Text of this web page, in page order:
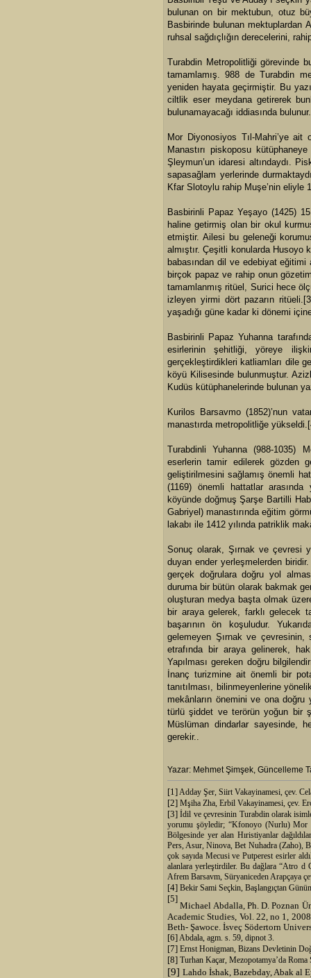
bulunan on bir mektubun, otuz
Basbirinde bulunan mektuplardan
ruhsal sağdıçlığın derecelerini,
Turabdin Metropolitliği görevinde
tamamlamış. 988 de Turabdin
yeniden hayata geçirmiştir. Bu
ciltlik eser meydana getirerek
bulunamayacağı iddiasında bulunur.
Mor Diyonosiyos Tıl-Mahri’ye ait
Manastırı piskoposu
Şleymun’un idaresi altındaydı.
sapasağlam yerlerinde
Kfar Slotoylu rahip Muşe’nin eliyle
Basbirinli Papaz Yeşayo (1425)
haline getirmiş olan bir okul
etmiştir. Ailesi bu geleneği
almıştır. Çeşitli konularda Husoyo
babasından dil ve edebiyat
birçok papaz ve rahip onun
tamamlanmış ritüel, Surici hece
izleyen yirmi dört pazarın ritüeli.
yaşadığı güne kadar ki dönemi
Basbirinli Papaz Yuhanna
esirlerinin şehitliği, yöreye
gerçekleştirdikleri katliamları dile
köyü Kilisesinde bulunmuştur.
Kudüs kütüphanelerinde bulunan
Kurilos Barsavmo (1852)’nun
manastırda metropolitliğe yükseldi.
Turabdinli Yuhanna (988-1035)
eserlerin tamir edilerek gözden
geliştirilmesini sağlamış önemli
(1169) önemli hattatlar arasında
köyünde doğmuş Şarşe Bartilli
Gabriyel) manastırında eğitim
lakabı ile 1412 yılında patriklik
Sonuç olarak, Şırnak ve çevresi
duyan ender yerleşmelerden
gerçek doğrulara doğru yol
duruma bir bütün olarak bakmak
oluşturan medya başta olmak
bir araya gelerek, farklı gelecek
başarının ön koşuludur.
gelemeyen Şırnak ve
etrafında bir araya gelinerek,
Yapılması gereken doğru
İnanç turizmine ait önemli bir
tanıtılması, bilinmeyenlerine
mekânların önemini ve ona
türlü şiddet ve terörün yoğun bir
Müslüman dindarlar sayesinde,
gerekir..
Yazar: Mehmet Şimşek, Güncelleme
[1]Adday Şer, Siirt Vakayinamesi, çev.
[2] Mşiha Zha, Erbil Vakayinamesi, çev.
[3] İdil ve çevresinin Turabdin olarak
yorumu şöyledir; “Kfonoyo (Nurlu) Mor
Bölgesinde yer alan Hıristiyanlar
Pers, Asur, Ninova, Bet Nuhadra (Zaho),
çok sayıda Mecusi ve Putperest esirler
alanlara yerleştirdiler. Bu dağlara “Atro d
Afrem Barsavm, Süryaniceden Arapçaya
[4] Bekir Sami Seçkin, Başlangıçtan
[5]
Michael Abdalla, Ph. D. Poznan
Academic Studies, Vol. 22, no 1,
Beth- Şawoce. İsveç Södertorn
[6] Abdala, agm. s. 59, dipnot 3.
[7] Ernst Honigman, Bizans Devletinin
[8] Turhan Kaçar, Mezopotamya’da
[9] Lahdo İshak, Bazebday, Abak al